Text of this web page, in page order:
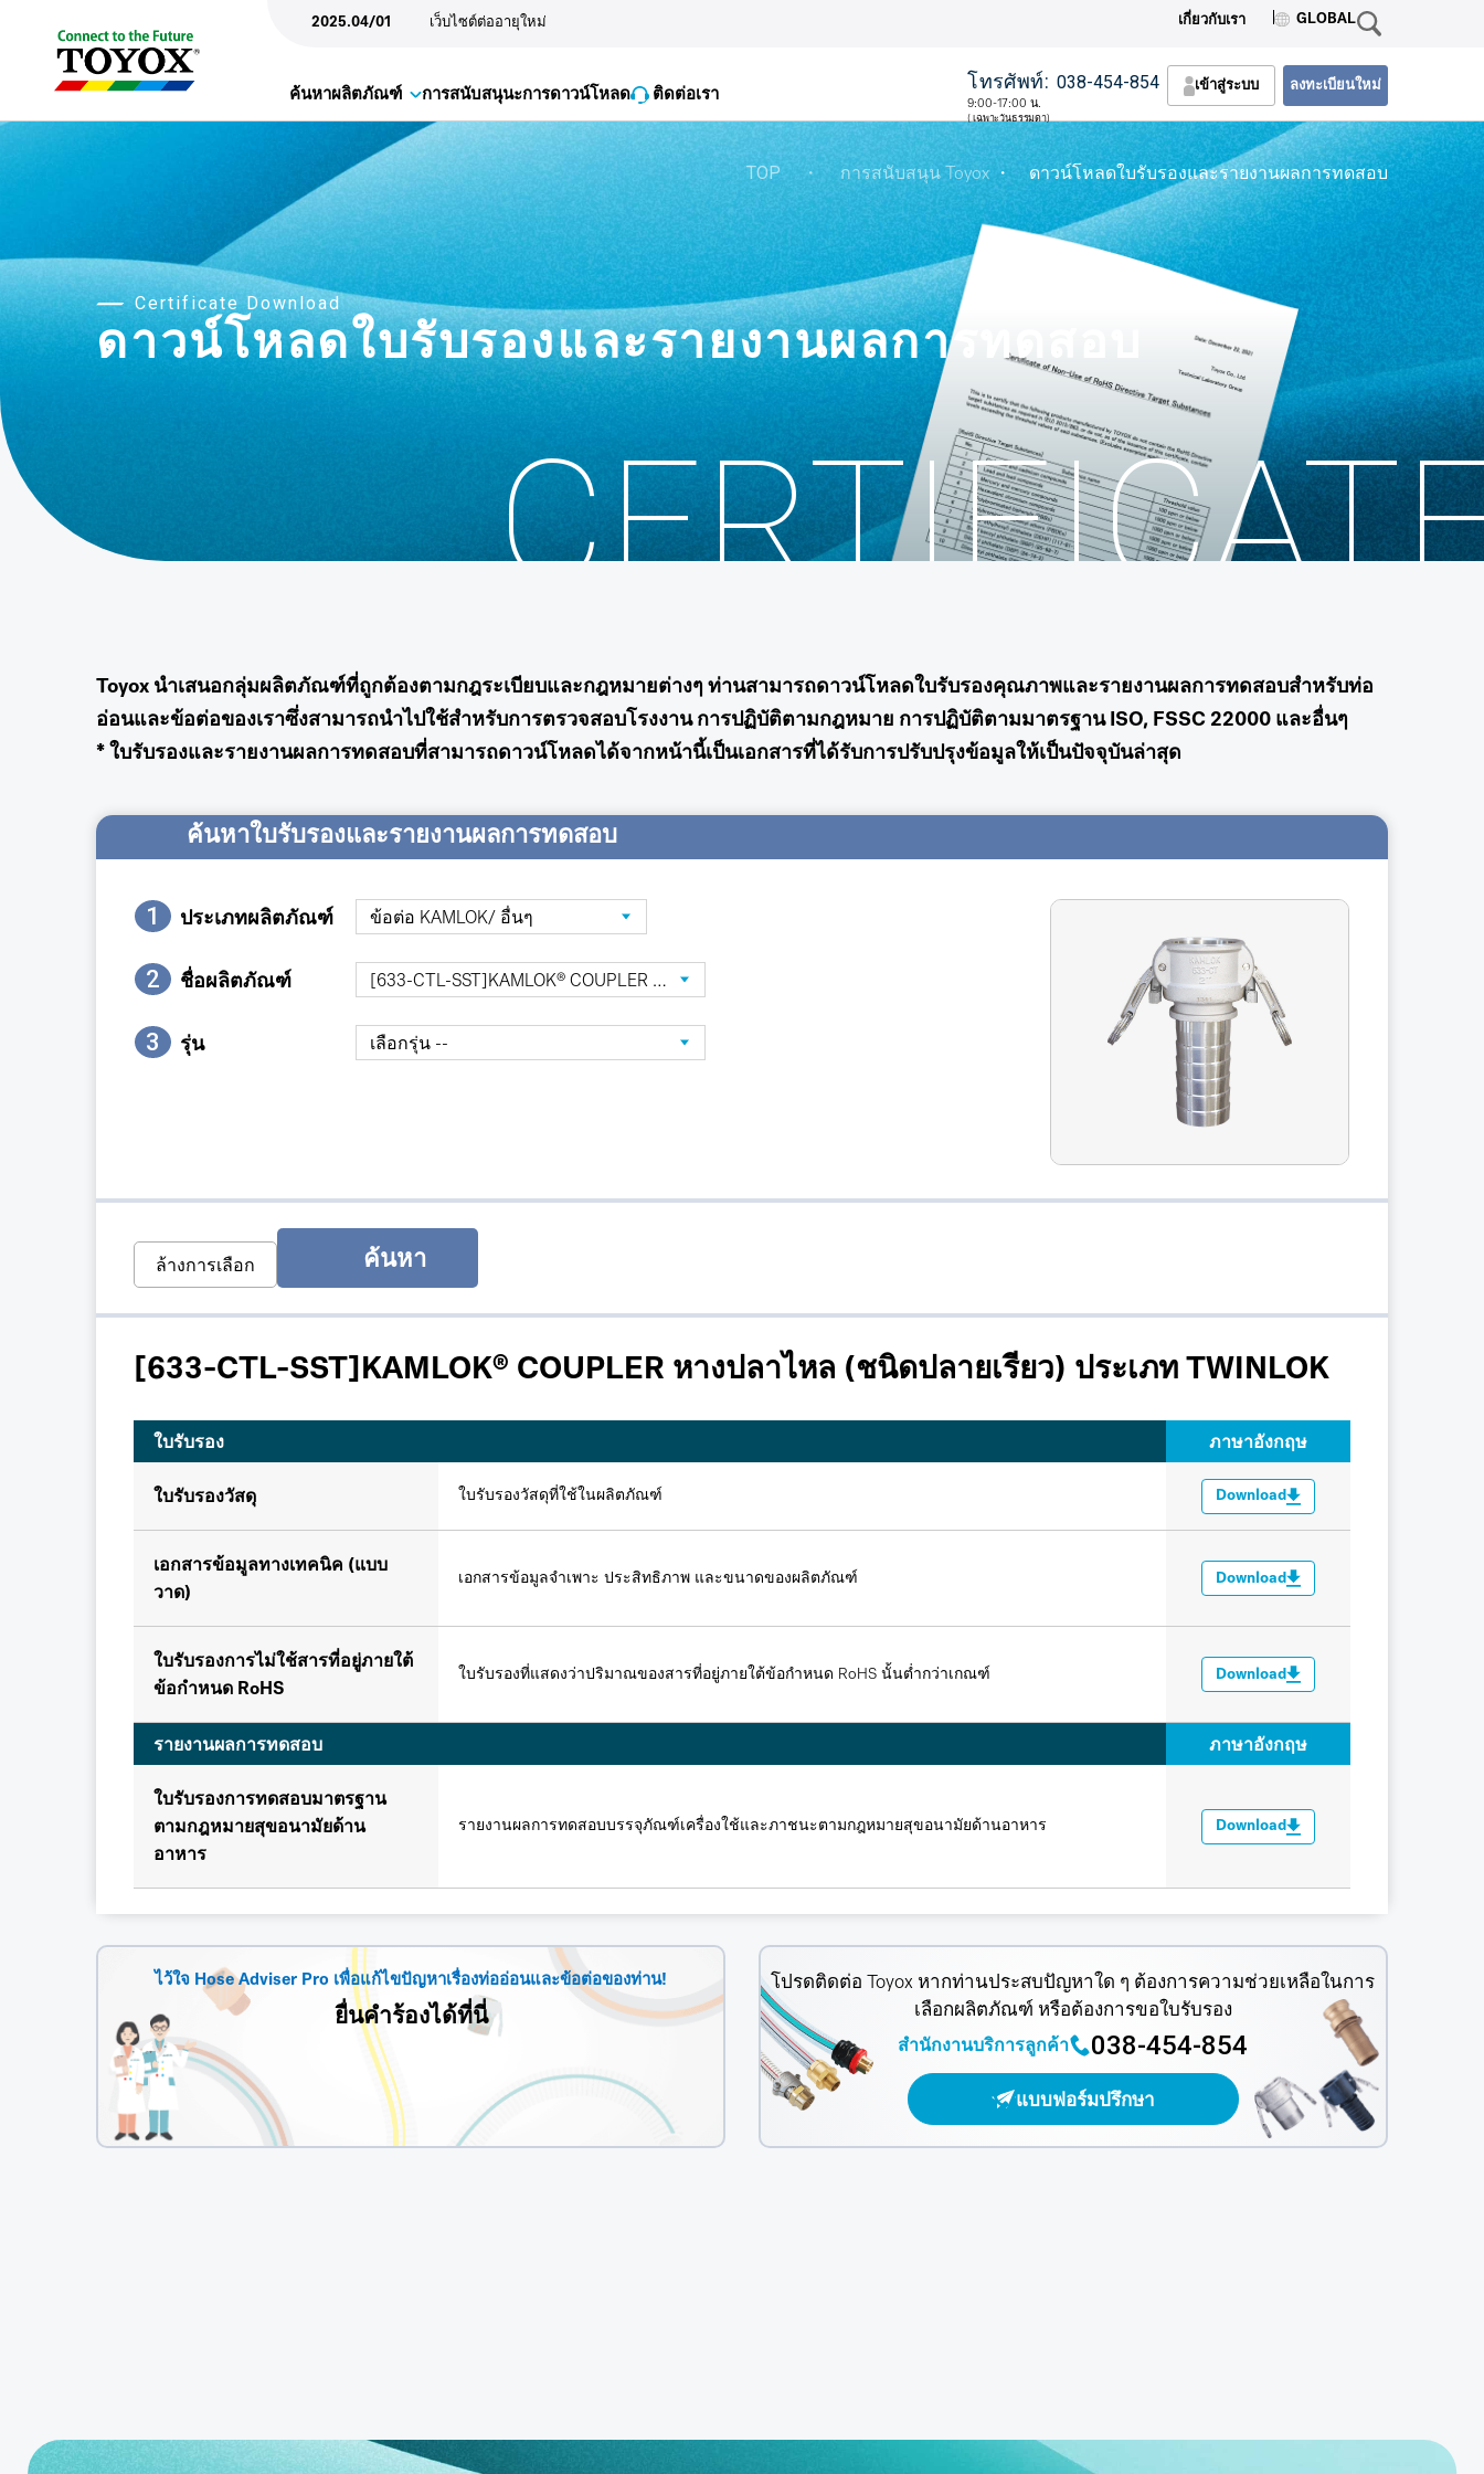
2025.04/01 เว็บไซต์ต่ออายุใหม่ เกี่ยวกับเรา GLOBAL
ค้นหาผลิตภัณฑ์ การสนับสนุนะการดาวน์โหลด ติดต่อเรา
โทรศัพท์: 038-454-854
9:00-17:00 น.
( เฉพาะวันธรรมดา)
เข้าสู่ระบบ ลงทะเบียนใหม่
TOP ・ การสนับสนุน Toyox ・ ดาวน์โหลดใบรับรองและรายงานผลการทดสอบ
Certificate Download
ดาวน์โหลดใบรับรองและรายงานผลการทดสอบ
Toyox นำเสนอกลุ่มผลิตภัณฑ์ที่ถูกต้องตามกฎระเบียบและกฎหมายต่างๆ ท่านสามารถดาวน์โหลดใบรับรองคุณภาพและรายงานผลการทดสอบสำหรับท่อ
อ่อนและข้อต่อของเราซึ่งสามารถนำไปใช้สำหรับการตรวจสอบโรงงาน การปฏิบัติตามกฎหมาย การปฏิบัติตามมาตรฐาน ISO, FSSC 22000 และอื่นๆ
* ใบรับรองและรายงานผลการทดสอบที่สามารถดาวน์โหลดได้จากหน้านี้เป็นเอกสารที่ได้รับการปรับปรุงข้อมูลให้เป็นปัจจุบันล่าสุด
ค้นหาใบรับรองและรายงานผลการทดสอบ
1 ประเภทผลิตภัณฑ์
2 ชื่อผลิตภัณฑ์
3 รุ่น
ล้างการเลือก ค้นหา
[633-CTL-SST]KAMLOK® COUPLER หางปลาไหล (ชนิดปลายเรียว) ประเภท TWINLOK
ใบรับรอง
ใบรับรองวัสดุ ใบรับรองวัสดุที่ใช้ในผลิตภัณฑ์
ภาษาอังกฤษ
Download
เอกสารข้อมูลทางเทคนิค (แบบ
วาด)
เอกสารข้อมูลจำเพาะ ประสิทธิภาพ และขนาดของผลิตภัณฑ์ Download
ใบรับรองการไม่ใช้สารที่อยู่ภายใต้
ข้อกำหนด RoHS
ใบรับรองที่แสดงว่าปริมาณของสารที่อยู่ภายใต้ข้อกำหนด RoHS นั้นต่ำกว่าเกณฑ์ Download
รายงานผลการทดสอบ
ใบรับรองการทดสอบมาตรฐาน
ตามกฎหมายสุขอนามัยด้าน
อาหาร
รายงานผลการทดสอบบรรจุภัณฑ์เครื่องใช้และภาชนะตามกฎหมายสุขอนามัยด้านอาหาร
ภาษาอังกฤษ
Download
ไว้ใจ Hose Adviser Pro เพื่อแก้ไขปัญหาเรื่องท่ออ่อนและข้อต่อของท่าน!
ยื่นคำร้องได้ที่นี่
โปรดติดต่อ Toyox หากท่านประสบปัญหาใด ๆ ต้องการความช่วยเหลือในการ
เลือกผลิตภัณฑ์ หรือต้องการขอใบรับรอง
สำนักงานบริการลูกค้า 038-454-854
แบบฟอร์มปรึกษา